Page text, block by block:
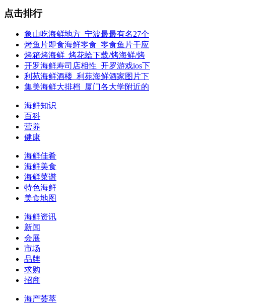
点击排行
象山吃海鲜地方_宁波最最有名27个
烤鱼片即食海鲜零食_零食鱼片干应
烤箱烤海鲜_烤花蛤下载/烤海鲜/烤
开罗海鲜寿司店相性_开罗游戏ios下
利苑海鲜酒楼_利苑海鲜酒家图片下
集美海鲜大排档_厦门各大学附近的
海鲜知识
百科
营养
健康
海鲜佳肴
海鲜美食
海鲜菜谱
特色海鲜
美食地图
海鲜资讯
新闻
会展
市场
品牌
求购
招商
海产荟萃